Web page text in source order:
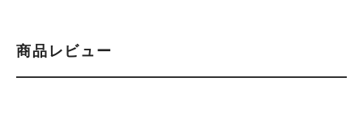
商品レビュー